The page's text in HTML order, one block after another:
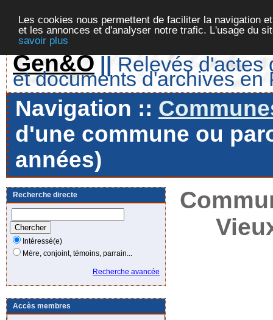
Les cookies nous permettent de faciliter la navigation
et les annonces et d'analyser notre trafic. L'usage du
savoir plus
Gen&O || Relevés d'actes
et documents d'archives en
Navigation ::
d'une commune ou
années)
Recherche directe
Intéressé(e)
Mère, conjoint, témoins, parrain...
Recherche avancée
Accès membres